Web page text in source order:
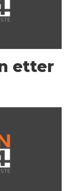
etter